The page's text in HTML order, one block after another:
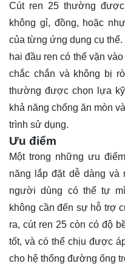
Cút ren 25 thường
không gỉ, đồng, hoặc
của từng ứng dụng cụ
hai đầu ren có thể vặn
chắc chắn và không bị
thường được chọn lựa
khả năng chống ăn mòn
trình sử dụng.
Ưu điểm
Một trong những ưu
năng lắp đặt dễ dàng và
người dùng có thể tự
không cần đến sự hỗ trợ
ra, cút ren 25 còn có độ
tốt, và có thể chịu được
cho hệ thống đường ống